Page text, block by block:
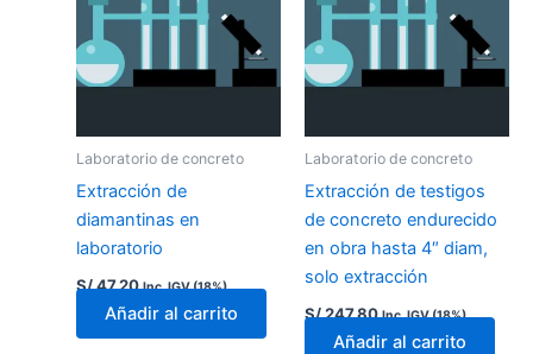
Laboratorio de concreto
Extracción de
diamantinas en
laboratorio
S/47.20 Inc. IGV (18%)
Añadir al carrito
Laboratorio de concreto
Extracción de testigos
de concreto endurecido
en obra hasta 4″ diam,
solo extracción
S/247.80 Inc. IGV (18%)
Añadir al carrito